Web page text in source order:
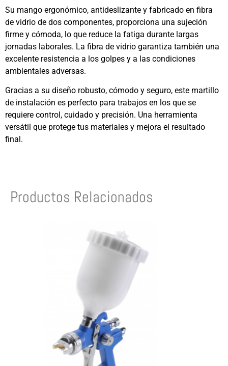
Su mango ergonómico, antideslizante y fabricado en fibra
de vidrio de dos componentes, proporciona una sujeción
firme y cómoda, lo que reduce la fatiga durante largas
jornadas laborales. La fibra de vidrio garantiza también una
excelente resistencia a los golpes y a las condiciones
ambientales adversas.
Gracias a su diseño robusto, cómodo y seguro, este martillo
de instalación es perfecto para trabajos en los que se
requiere control, cuidado y precisión. Una herramienta
versátil que protege tus materiales y mejora el resultado
final.
Productos Relacionados